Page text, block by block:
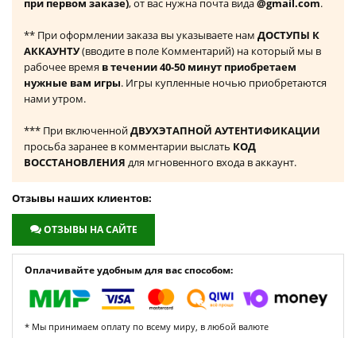
при первом заказе), от вас нужна почта вида@gmail.com.
** При оформлении заказа вы указываете нам ДОСТУПЫ К
АККАУНТУ(вводите в поле Комментарий) на который мы в
рабочее время в течении 40-50 минут приобретаем
нужные вам игры. Игры купленные ночью приобретаются
нами утром.
*** При включеннойДВУХЭТАПНОЙ АУТЕНТИФИКАЦИИ
просьба заранее в комментарии выслать КОД
ВОССТАНОВЛЕНИЯ для мгновенного входа в аккаунт.
Отзывы наших клиентов:
ОТЗЫВЫ НА САЙТЕ
Оплачивайте удобным для вас способом:
* Мы принимаем оплату по всему миру, в любой валюте